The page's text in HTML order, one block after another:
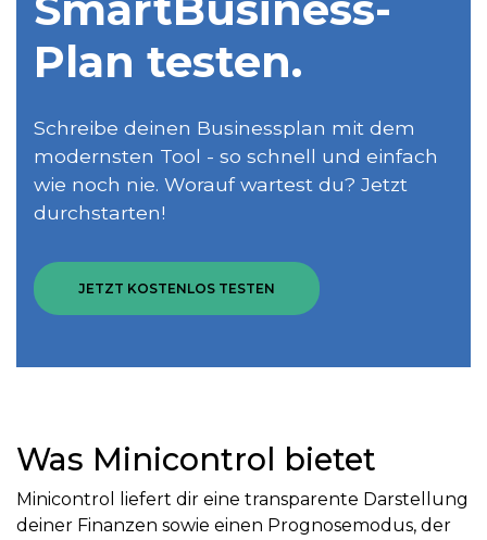
Plan testen.
Schreibe deinen Businessplan mit dem
modernsten Tool - so schnell und einfach
wie noch nie. Worauf wartest du? Jetzt
durchstarten!
JETZT KOSTENLOS TESTEN
Was Minicontrol bietet
Minicontrol liefert dir eine transparente Darstellung
deiner Finanzen sowie einen Prognosemodus, der